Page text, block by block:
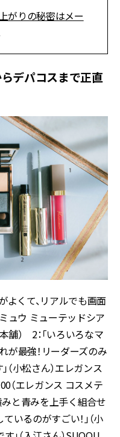
がりの秘密はメー
らデパコスまで正直
よくて、リアルでも画面
ュウ ミューテッドシア
舗） 2：「いろいろなマ
が最強！リーダーズのみ
小松さん）エレガンス
（エレガンス コスメテ
みと青みを上手く組合せ
いるのがすごい！」（小